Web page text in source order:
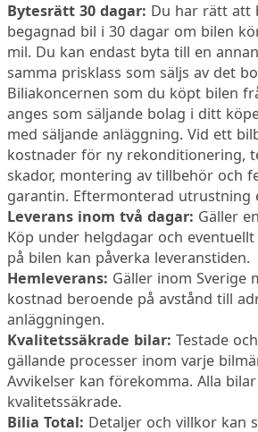
Bytesrätt 30 dagar: Du har rätt att
begagnad bil i 30 dagar om bilen
mil. Du kan endast byta till en
samma prisklass som säljs av det
Biliakoncernen som du köpt bilen
anges som säljande bolag i ditt
med säljande anläggning. Vid ett
kostnader för ny rekonditionering,
skador, montering av tillbehör och
garantin. Eftermonterad utrustning
Leverans inom två dagar: Gäller
Köp under helgdagar och
på bilen kan påverka leveranstiden.
Hemleverans: Gäller inom Sverige
kostnad beroende på avstånd till
anläggningen.
Kvalitetssäkrade bilar: Testade
gällande processer inom varje
Avvikelser kan förekomma. Alla
kvalitetssäkrade.
Bilia Total: Detaljer och villkor kan